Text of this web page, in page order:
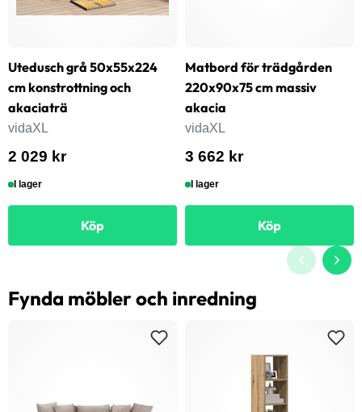
Utedusch grå 50x55x224
cm konstrottning och
akaciaträ
vidaXL
2 029 kr
I lager
Köp
Matbord för trädgården
220x90x75 cm massiv
akacia
vidaXL
3 662 kr
I lager
Köp
Fynda möbler och inredning